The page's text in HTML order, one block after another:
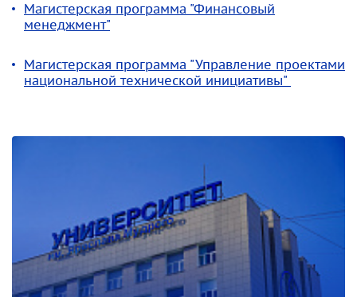
Магистерская программа "Финансовый
менеджмент"
Магистерская программа "Управление проектами
национальной технической инициативы"